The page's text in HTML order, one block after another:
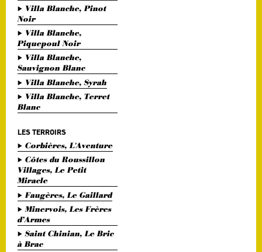
Villa Blanche, Pinot
Noir
Villa Blanche,
Piquepoul Noir
Villa Blanche,
Sauvignon Blanc
Villa Blanche, Syrah
Villa Blanche, Terret
Blanc
LES TERROIRS
Corbières, L'Aventure
Côtes du Roussillon
Villages, Le Petit
Miracle
Faugères, Le Gaillard
Minervois, Les Frères
d’Armes
Saint Chinian, Le Bric
à Brac